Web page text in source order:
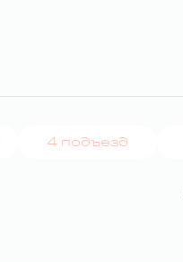
4 подъезд